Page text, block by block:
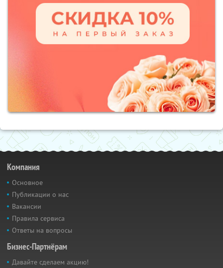
Компания
Основное
Публикации о нас
Вакансии
Правила сервиса
Ответы на вопросы
Бизнес-Партнёрам
Давайте сделаем акцию!